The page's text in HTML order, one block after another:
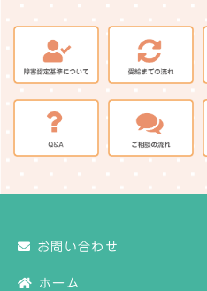
お問い合わせ
ホーム